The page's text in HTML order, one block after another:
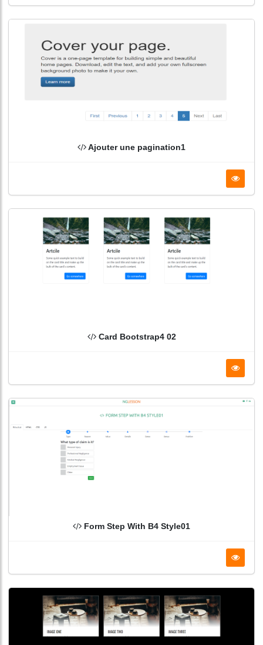
Ajouter une pagination1
Card Bootstrap4 02
Form Step With B4 Style01